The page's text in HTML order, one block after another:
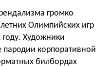
громко
Олимпийских игр
Художники
пародии корпоративной
билбордах